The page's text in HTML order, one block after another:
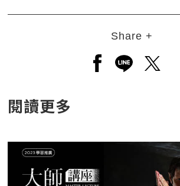
Share +
另開新視窗分享
另開新視
另開
閱讀更多